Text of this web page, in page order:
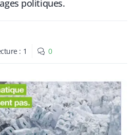
politiques.
: 1 0